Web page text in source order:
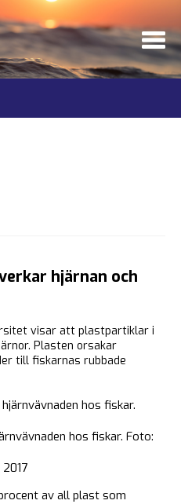
hjärnan och
visar att plastpartiklar i
Plasten orsakar
till fiskarnas rubbade
hos fiskar. Foto:
av all plast som